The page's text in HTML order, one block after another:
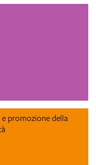
promozione della